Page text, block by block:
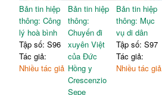
Bản tin hiệp
thông: Công
lý hoà bình
Tập số: S96
Tác giả:
Nhiều tác giả
Bản tin hiệp
thông:
Chuyến đi
xuyên Việt
của Đức
Hồng y
Crescenzio
Sepe
Bản tin hiệp
thông: Mục
vụ di dân
Tập số: S97
Tác giả:
Nhiều tác giả